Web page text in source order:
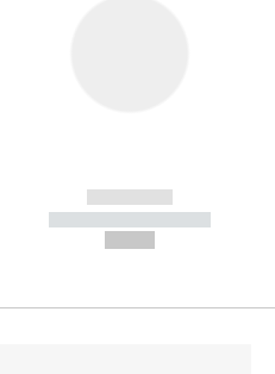
------------
----------- -----------